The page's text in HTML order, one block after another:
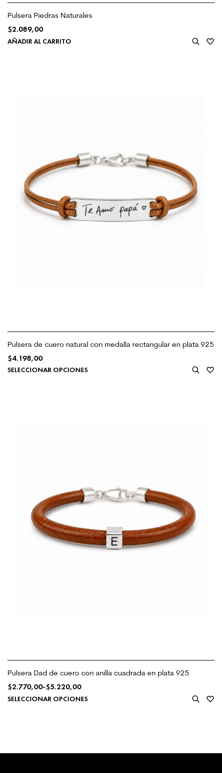
Pulsera Piedras Naturales
$2.089,00
AÑADIR AL CARRITO
Pulsera de cuero natural con medalla rectangular en plata 925
$4.198,00
SELECCIONAR OPCIONES
Pulsera Dad de cuero con anilla cuadrada en plata 925
$2.770,00-$5.220,00
SELECCIONAR OPCIONES